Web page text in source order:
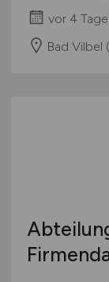
vor 4
Bad Vilbel